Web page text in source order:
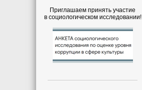
Приглашаем принять участие
в социологическом исследовании!